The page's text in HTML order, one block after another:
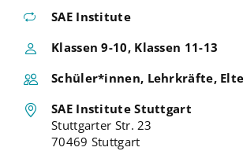
SAE Institute
Klassen 9-10, Klassen 11-13
Schüler*innen, Lehrkräfte,
SAE Institute Stuttgart
Stuttgarter Str. 23
70469 Stuttgart